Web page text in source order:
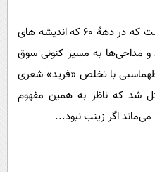
این اشاره هم خالی از لطف نیست که در دهۀ 60 که اندیشه های
مداحی‌ها به مسیر کنونی سوق
طهماسبی با تخلص «فرید» شعری
شد که ناظر به همین مفهوم
می‌ماند اگر زینب نبود...